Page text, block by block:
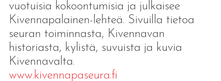
vuotuisia kokoontumisia ja julkaisee
Kivennapalainen-lehteä. Sivuilla tietoa
seuran toiminnasta, Kivennavan
historiasta, kylistä, suvuista ja kuvia
Kivennavalta.
www.kivennapaseura.fi